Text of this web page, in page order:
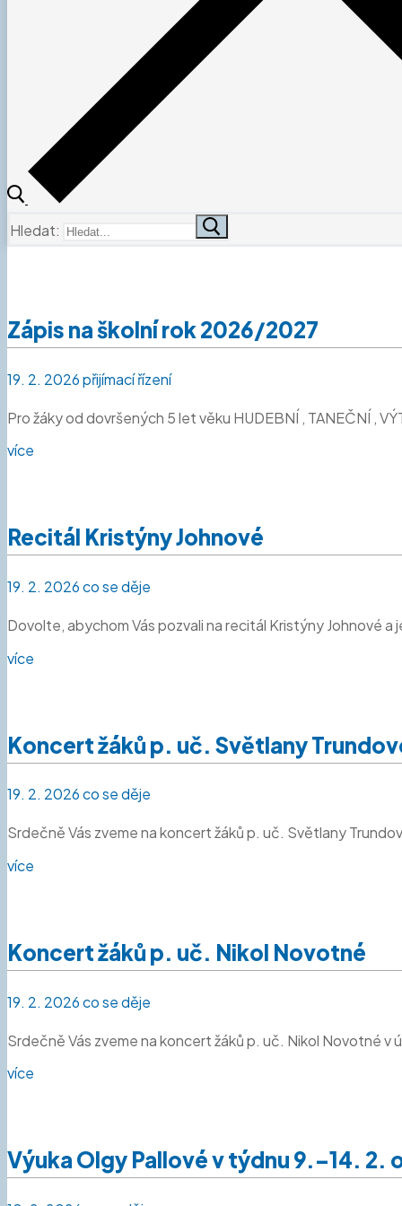
Hledat:
Zápis na školní rok 2026/2027
19. 2. 2026přijímací řízení
Pro žáky od dovršených 5 let věku HUDEBNÍ , TANEČNÍ ,
více
Recitál Kristýny Johnové
19. 2. 2026co se děje
Dovolte, abychom Vás pozvali na recitál Kristýny Johnové
více
Koncert žáků p. uč. Světlany
19. 2. 2026co se děje
Srdečně Vás zveme na koncert žáků p. uč. Světlany
více
Koncert žáků p. uč. Nikol Novotné
19. 2. 2026co se děje
Srdečně Vás zveme na koncert žáků p. uč. Nikol Novotné v
více
Výuka Olgy Pallové v týdnu 9.–14. 2.